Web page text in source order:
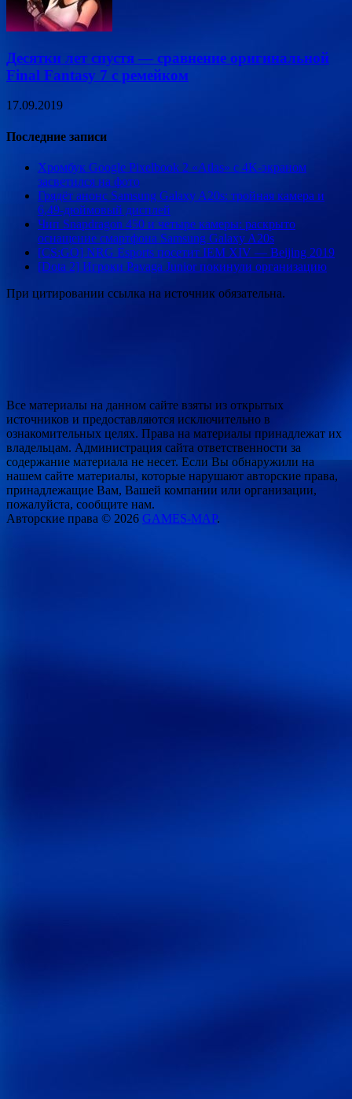
Десятки лет спустя — сравнение оригинальной
Final Fantasy 7 с ремейком
17.09.2019
Последние записи
Хромбук Google Pixelbook 2 «Atlas» с 4K-экраном
засветился на фото
Грядёт анонс Samsung Galaxy A20s: тройная камера и
6,49-дюймовый дисплей
Чип Snapdragon 450 и четыре камеры: раскрыто
оснащение смартфона Samsung Galaxy A20s
[CS:GO] NRG Esports посетит IEM XIV — Beijing 2019
[Dota 2] Игроки Pavaga Junior покинули организацию
При цитировании ссылка на источник обязательна.
Все материалы на данном сайте взяты из открытых
источников и предоставляются исключительно в
ознакомительных целях. Права на материалы принадлежат их
владельцам. Администрация сайта ответственности за
содержание материала не несет. Если Вы обнаружили на
нашем сайте материалы, которые нарушают авторские права,
принадлежащие Вам, Вашей компании или организации,
пожалуйста, сообщите нам.
Авторские права © 2026 GAMES-MAP.